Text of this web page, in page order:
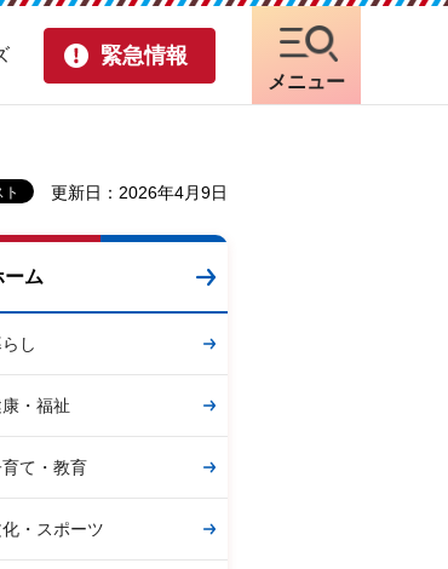
緊急情報
メニュー
更新日：2026年4月9日
ーム
し
・福祉
て・教育
・スポーツ